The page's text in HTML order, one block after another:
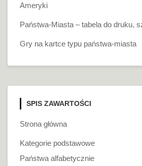
Ameryki
Państwa-Miasta – tabela do druku,
Gry na kartce typu państwa-miasta
SPIS ZAWARTOŚCI
Strona główna
Kategorie podstawowe
Państwa alfabetycznie